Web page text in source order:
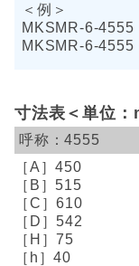
＜例＞
MKSMR-6-4555
MKSMR-6-4555
寸法表＜単位：
4555
450
515
610
542
75
40